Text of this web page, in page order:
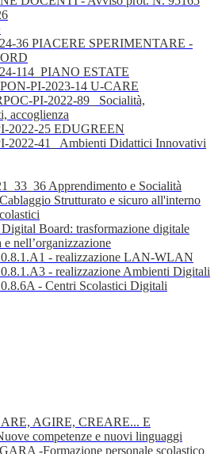
36 PIACERE SPERIMENTARE -
114_PIANO ESTATE
PI-2023-14 U-CARE
PI-2022-89_ Socialità,
accoglienza
2022-25 EDUGREEN
2022-41_ Ambienti Didattici Innovativi
Apprendimento e Socialità
Strutturato e sicuro all'interno
Board: trasformazione digitale
nell’organizzazione
- realizzazione LAN-WLAN
- realizzazione Ambienti Digitali
- Centri Scolastici Digitali
AGIRE, CREARE... E
competenze e nuovi linguaggi
-Formazione personale scolastico